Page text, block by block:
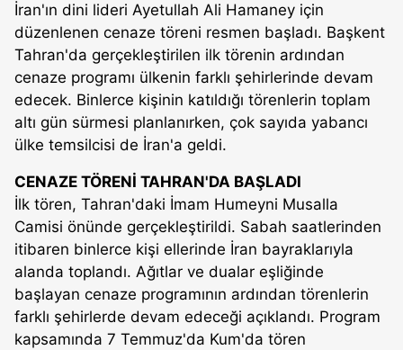
İran'ın dini lideri Ayetullah Ali Hamaney için
düzenlenen cenaze töreni resmen başladı. Başkent
Tahran'da gerçekleştirilen ilk törenin ardından
cenaze programı ülkenin farklı şehirlerinde devam
edecek. Binlerce kişinin katıldığı törenlerin toplam
altı gün sürmesi planlanırken, çok sayıda yabancı
ülke temsilcisi de İran'a geldi.
CENAZE TÖRENİ TAHRAN'DA BAŞLADI
İlk tören, Tahran'daki İmam Humeyni Musalla
Camisi önünde gerçekleştirildi. Sabah saatlerinden
itibaren binlerce kişi ellerinde İran bayraklarıyla
alanda toplandı. Ağıtlar ve dualar eşliğinde
başlayan cenaze programının ardından törenlerin
farklı şehirlerde devam edeceği açıklandı. Program
kapsamında 7 Temmuz'da Kum'da tören